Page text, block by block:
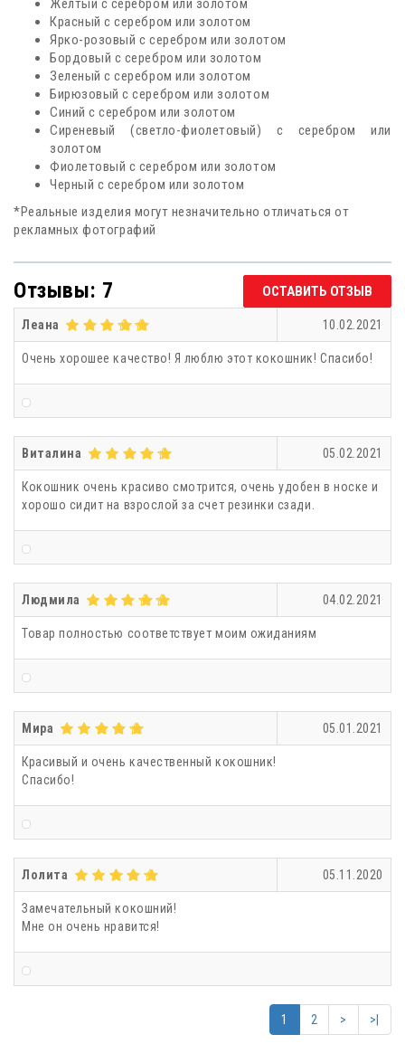
Желтый с серебром или золотом
Красный с серебром или золотом
Ярко-розовый с серебром или золотом
Бордовый с серебром или золотом
Зеленый с серебром или золотом
Бирюзовый с серебром или золотом
Синий с серебром или золотом
Сиреневый (светло-фиолетовый) с серебром или
золотом
Фиолетовый с серебром или золотом
Черный с серебром или золотом
*Реальные изделия могут незначительно отличаться от
рекламных фотографий
Отзывы: 7 ОСТАВИТЬ ОТЗЫВ
Леана 10.02.2021
Очень хорошее качество! Я люблю этот кокошник! Спасибо!
Виталина 05.02.2021
Кокошник очень красиво смотрится, очень удобен в носке и
хорошо сидит на взрослой за счет резинки сзади.
Людмила 04.02.2021
Товар полностью соответствует моим ожиданиям
Мира 05.01.2021
Красивый и очень качественный кокошник!
Спасибо!
Лолита 05.11.2020
Замечательный кокошний!
Мне он очень нравится!
1 2 > >|